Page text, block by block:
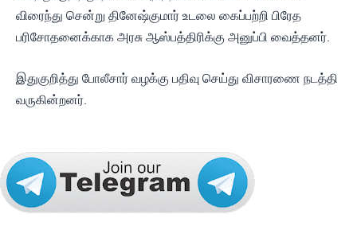
விரைந்து சென்று தினேஷ்குமார் உடலை கைப்பற்றி பிரேத
பரிசோதனைக்காக அரசு ஆஸ்பத்திரிக்கு அனுப்பி வைத்தனர்.
இதுகுறித்து போலீசார் வழக்கு பதிவு செய்து விசாரணை நடத்தி
வருகின்றனர்.